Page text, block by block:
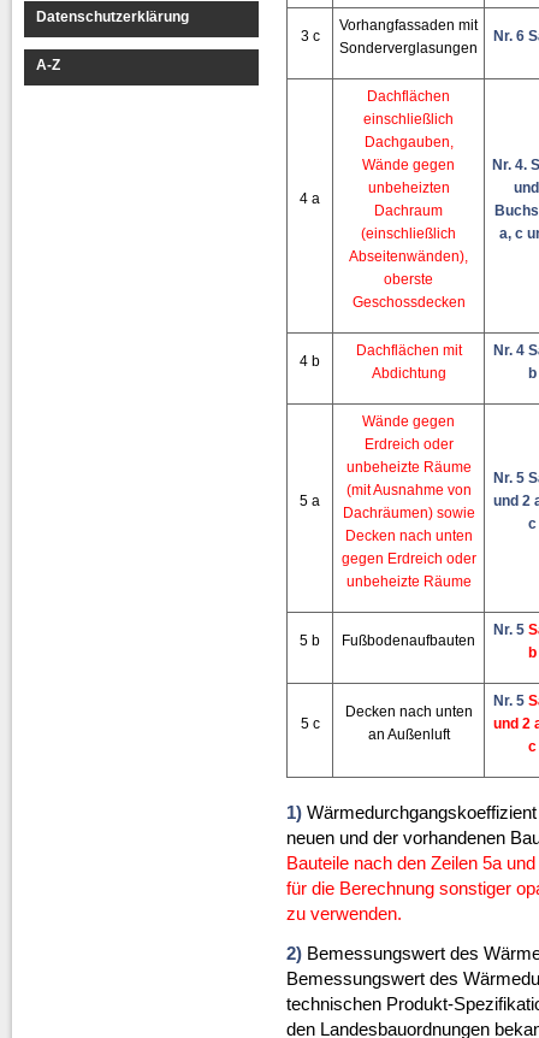
Datenschutzerklärung
A-Z
3 c
Vorhangfassaden mit
Sonderverglasungen
Nr. 6
4 a
Dachflächen
einschließlich
Dachgauben,
Wände gegen
unbeheizten
Dachraum
(einschließlich
Abseitenwänden),
oberste
Geschossdecken
Nr. 4.
a, c
4 b
Dachflächen mit
Abdichtung
Nr. 4
b
5 a
Wände gegen
Erdreich oder
unbeheizte Räume
(mit Ausnahme von
Dachräumen) sowie
Decken nach unten
gegen Erdreich oder
unbeheizte Räume
Nr. 5
und 2
c
5 b Fußbodenaufbauten
Nr. 5
b
5 c
Decken nach unten
an Außenluft
Nr. 5
und 2
c
1)
neuen und der vorhandenen
Bauteile nach den Zeilen 5a
für die Berechnung sonstiger
zu verwenden.
2) Bemessungswert des
Bemessungswert des
technischen Produkt-
den Landesbauordnungen